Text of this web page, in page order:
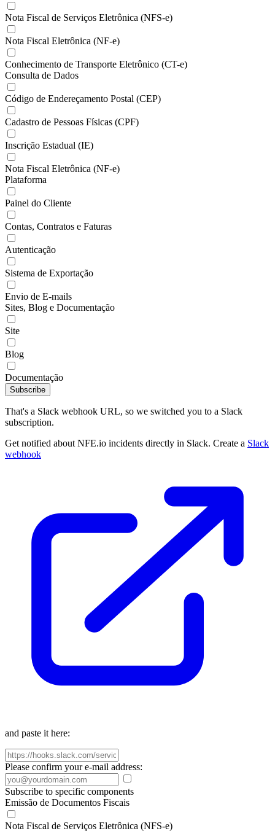
Nota Fiscal de Serviços Eletrônica (NFS-e)
Nota Fiscal Eletrônica (NF-e)
Conhecimento de Transporte Eletrônico (CT-e)
Consulta de Dados
Código de Endereçamento Postal (CEP)
Cadastro de Pessoas Físicas (CPF)
Inscrição Estadual (IE)
Nota Fiscal Eletrônica (NF-e)
Plataforma
Painel do Cliente
Contas, Contratos e Faturas
Autenticação
Sistema de Exportação
Envio de E-mails
Sites, Blog e Documentação
Site
Blog
Documentação
Subscribe
That's a Slack webhook URL, so we switched you to a Slack
subscription.
Get notified about NFE.io incidents directly in Slack. Create a Slack
webhook
and paste it here:
Please confirm your e-mail address:
Subscribe to specific components
Emissão de Documentos Fiscais
Nota Fiscal de Serviços Eletrônica (NFS-e)